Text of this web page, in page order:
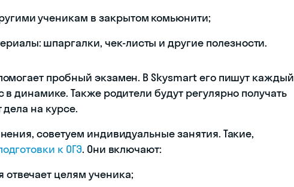
ученикам в закрытом комьюнити;
шпаргалки, чек-листы и другие полезности.
пробный экзамен. В Skysmart его пишут каждый
динамике. Также родители будут регулярно получать
дела на курсе.
советуем индивидуальные занятия. Такие,
к ОГЭ. Они включают:
целям ученика;